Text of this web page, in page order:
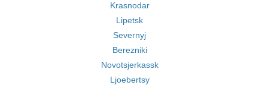
Krasnodar
Lipetsk
Severnyj
Berezniki
Novotsjerkassk
Ljoebertsy